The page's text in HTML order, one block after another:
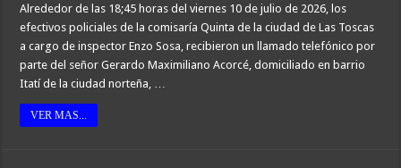
Alrededor de las 18;45 horas del viernes 10 de julio de 2026, los
efectivos policiales de la comisaría Quinta de la ciudad de Las Toscas
a cargo de inspector Enzo Sosa, recibieron un llamado telefónico por
parte del señor Gerardo Maximiliano Acorcé, domiciliado en barrio
Itatí de la ciudad norteña, …
VER MAS...